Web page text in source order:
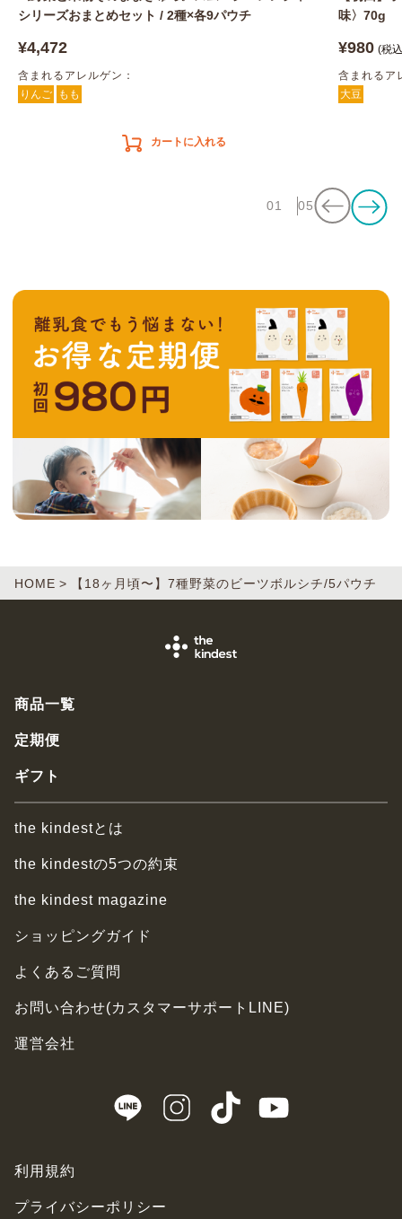
シリーズおまとめセット / 2種×各9パウチ
¥4,472
含まれるアレルゲン：
りんご
もも
カートに入れる
味〉70g
¥980 (税
含まれるア
大豆
01 05
HOME 【18ヶ月頃〜】7種野菜のビーツボルシチ/5パウチ
商品一覧
定期便
ギフト
the kindestとは
the kindestの5つの約束
the kindest magazine
ショッピングガイド
よくあるご質問
お問い合わせ(カスタマーサポートLINE)
運営会社
利用規約
プライバシーポリシー